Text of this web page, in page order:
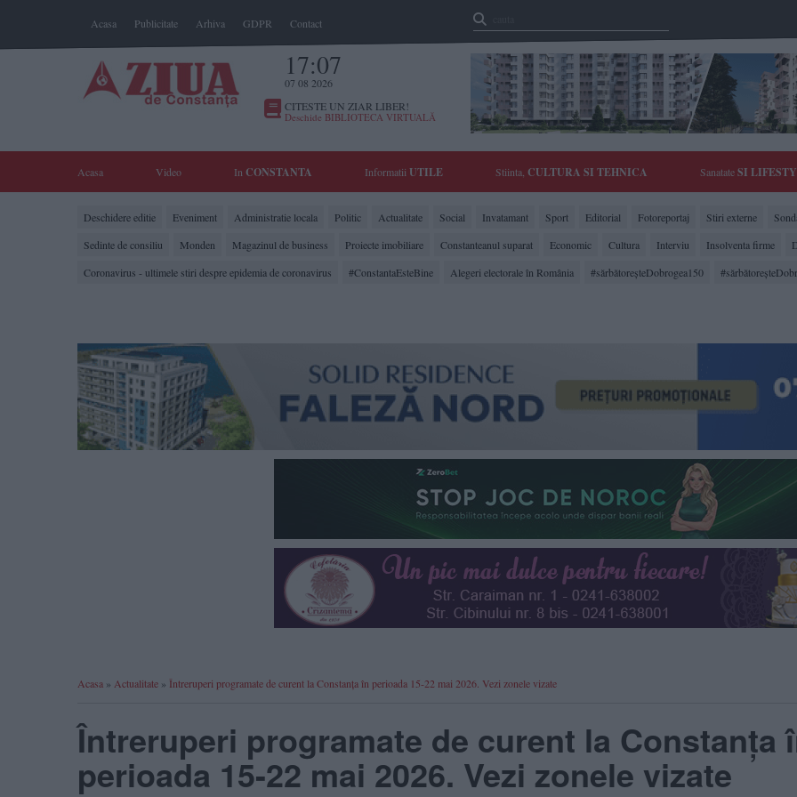
Acasa Publicitate Arhiva GDPR Contact
17:07
07 08 2026
CITESTE UN ZIAR LIBER!
Deschide BIBLIOTECA VIRTUALĂ
Acasa Video In CONSTANTA Informatii UTILE Stiinta, CULTURA SI TEHNICA SanatateSI
Deschidere editie Eveniment Administratie locala Politic Actualitate Social Invatamant Sport Editorial Fotoreportaj Stiri externe
Sedinte de consiliu
Monden Magazinul de business Proiecte imobiliare Constanteanul suparat Economic Cultura Interviu Insolventa firme
Coronavirus - ultimele stiri despre epidemia de coronavirus
#ConstantaEsteBine Alegeri electorale în România #sărbătoreşteDobrogea150
Acasa » Actualitate » Întreruperi programate de curent la Constanța în perioada 15-22 mai 2026. Vezi zonele vizate
Întreruperi programate de curent la Constanța
perioada 15-22 mai 2026. Vezi zonele vizate